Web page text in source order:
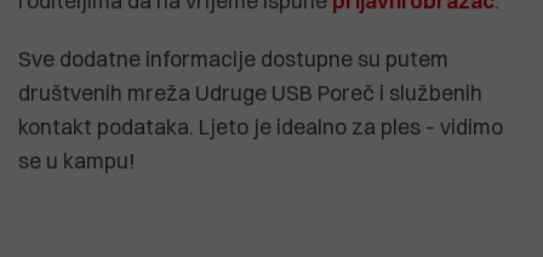
Sve dodatne informacije dostupne su putem
društvenih mreža Udruge USB Poreč i službenih
kontakt podataka. Ljeto je idealno za ples – vidimo
se u kampu!